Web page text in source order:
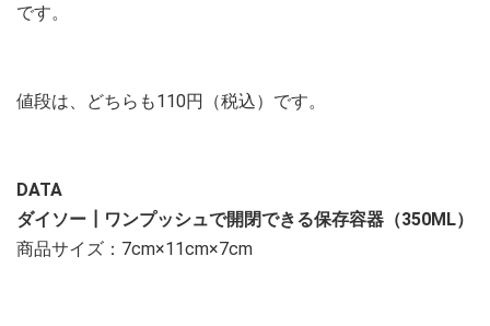
です。
値段は、どちらも110円（税込）です。
DATA
ダイソー┃ワンプッシュで開閉できる保存容器（350ML）
商品サイズ：7cm×11cm×7cm